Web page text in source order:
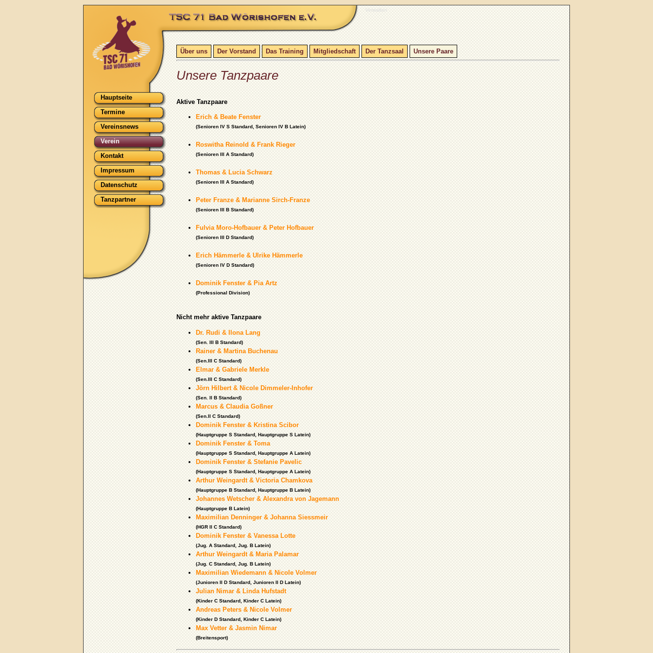
Verwalten
Hauptseite
Termine
Vereinsnews
Verein
Kontakt
Impressum
Datenschutz
Tanzpartner
Über uns Der Vorstand Das Training Mitgliedschaft Der Tanzsaal Unsere Paare
Unsere Tanzpaare
Aktive Tanzpaare
Erich & Beate Fenster
(Senioren IV S Standard, Senioren IV B Latein)
Roswitha Reinold & Frank Rieger
(Senioren III A Standard)
Thomas & Lucia Schwarz
(Senioren III A Standard)
Peter Franze & Marianne Sirch-Franze
(Senioren III B Standard)
Fulvia Moro-Hofbauer & Peter Hofbauer
(Senioren III D Standard)
Erich Hämmerle & Ulrike Hämmerle
(Senioren IV D Standard)
Dominik Fenster & Pia Artz
(Professional Division)
Nicht mehr aktive Tanzpaare
Dr. Rudi & Ilona Lang
(Sen. III B Standard)
Rainer & Martina Buchenau
(Sen.III C Standard)
Elmar & Gabriele Merkle
(Sen.III C Standard)
Jörn Hilbert & Nicole Dimmeler-Inhofer
(Sen. II B Standard)
Marcus & Claudia Goßner
(Sen.II C Standard)
Dominik Fenster & Kristina Scibor
(Hauptgruppe S Standard, Hauptgruppe S Latein)
Dominik Fenster & Toma
(Hauptgruppe S Standard, Hauptgruppe A Latein)
Dominik Fenster & Stefanie Pavelic
(Hauptgruppe S Standard, Hauptgruppe A Latein)
Arthur Weingardt & Victoria Chamkova
(Hauptgruppe B Standard, Hauptgruppe B Latein)
Johannes Wetscher & Alexandra von Jagemann
(Hauptgruppe B Latein)
Maximilian Denninger & Johanna Siessmeir
(HGR II C Standard)
Dominik Fenster & Vanessa Lotte
(Jug. A Standard, Jug. B Latein)
Arthur Weingardt & Maria Palamar
(Jug. C Standard, Jug. B Latein)
Maximilian Wiedemann & Nicole Volmer
(Junioren II D Standard, Junioren II D Latein)
Julian Nimar & Linda Hufstadt
(Kinder C Standard, Kinder C Latein)
Andreas Peters & Nicole Volmer
(Kinder D Standard, Kinder C Latein)
Max Vetter & Jasmin Nimar
(Breitensport)